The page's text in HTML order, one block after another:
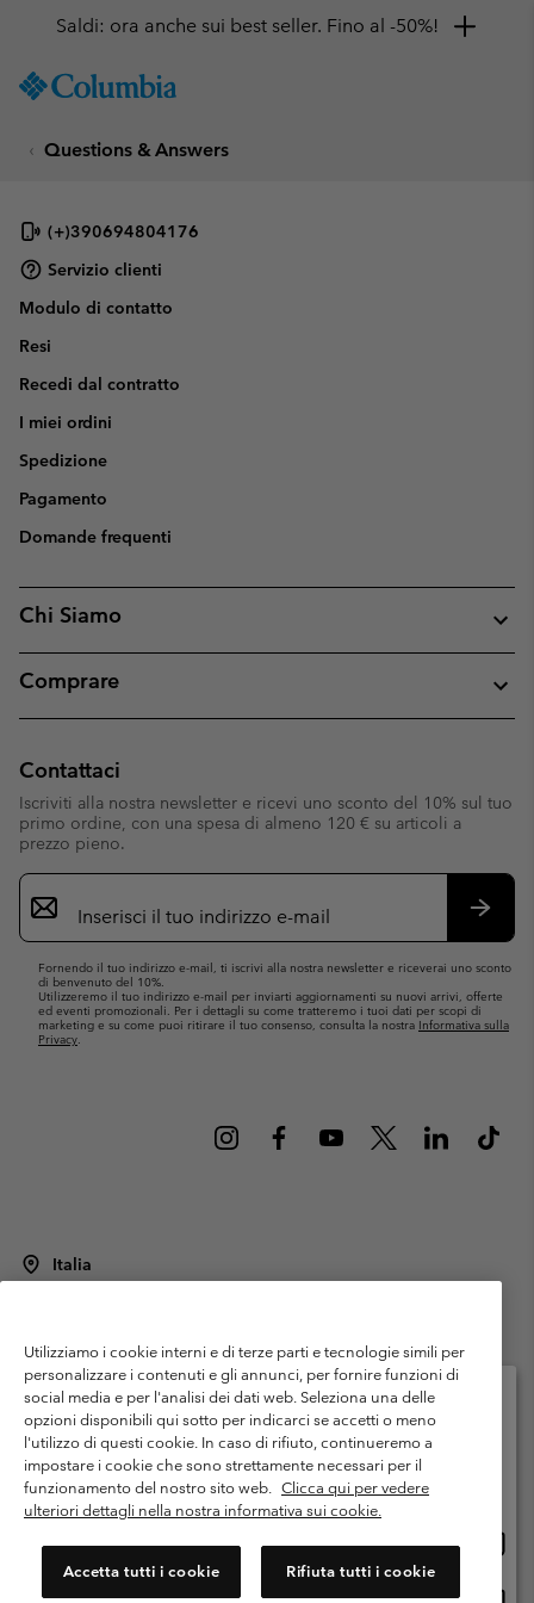
TO
SKIP
NAV
SKIP
SEARCH
Saldi: ora anche sui best seller. Fino al -50%!
Questions & Answers
(+)390694804176
Servizio clienti
Modulo di contatto
Resi
Recedi dal contratto
I miei ordini
Spedizione
Pagamento
Domande frequenti
Chi Siamo
Comprare
Contattaci
Iscriviti alla nostra newsletter e ricevi uno sconto del 10% sul tuo
primo ordine, con una spesa di almeno 120 € su articoli a
prezzo pieno.
Iscrizione
e-
mail
Fornendo il tuo indirizzo e-mail, ti iscrivi alla nostra newsletter e riceverai uno sconto
di benvenuto del 10%.
Utilizzeremo il tuo indirizzo e-mail per inviarti aggiornamenti su nuovi arrivi, offerte
ed eventi promozionali. Per i dettagli su come tratteremo i tuoi dati per scopi di
marketing e su come puoi ritirare il tuo consenso, consulta la nostra Informativa sulla
Privacy.
Italia
Termini di utilizzo
Condizioni Generali di Venditaa
Garanzia
Politica sulla privacy
Termini e condizioni del programma di membership
Condizioni di utilizzo dei contenuti generati dagli utenti
Impressum
Cookies
Public CBCR
Servizio clienti: Lun. - ven. 9:00 - 13:00 & 14:00- 18:00
(+)390694804176
Utilizziamo i cookie interni e di terze parti e tecnologie simili per
personalizzare i contenuti e gli annunci, per fornire funzioni di
social media e per l'analisi dei dati web. Seleziona una delle
opzioni disponibili qui sotto per indicarci se accetti o meno
l'utilizzo di questi cookie. In caso di rifiuto, continueremo a
impostare i cookie che sono strettamente necessari per il
funzionamento del nostro sito web. Clicca qui per vedere
ulteriori dettagli nella nostra informativa sui cookie.
Accetta tutti i cookie Rifiuta tutti i cookie
Seleziona il paese di spedizione e la lingua
Shopping online disponibile
online
Italia